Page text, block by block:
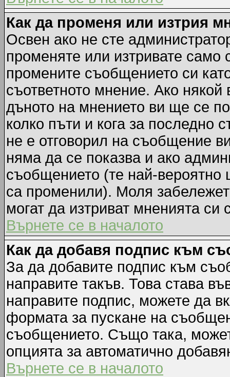
Как да променя или изтрия
Освен ако не сте
променяте или изтривате
промените съобщението си
съответното мнение. Ако
дъното на мнението ви ще се
колко пъти и кога за последно
не е отговорил на съобщение
няма да се показва и ако
съобщението (те най-
са променили). Моля
могат да изтриват мненията си
Върнете се в началото
Как да добавя подпис към
За да добавите подпис към
направите такъв. Това става
направите подпис, можете да
формата за пускане на
съобщението. Също така,
опцията за автоматично
Върнете се в началото